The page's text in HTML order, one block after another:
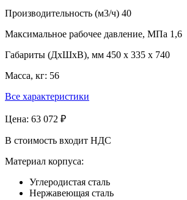
Производительность (м3/ч) 40
Максимальное рабочее давление, МПа 1,6
Габариты (ДхШхВ), мм 450 x 335 x 740
Масса, кг: 56
Все характеристики
Цена: 63 072 ₽
В стоимость входит НДС
Материал корпуса:
Углеродистая сталь
Нержавеющая сталь